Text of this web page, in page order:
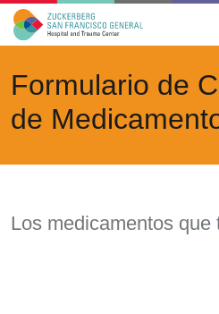
Main Navigation
Formulario de
de
Los medicamentos que